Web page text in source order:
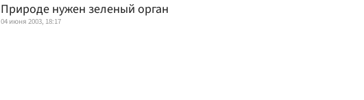
Природе нужен зеленый орган
04 июня 2003, 18:17